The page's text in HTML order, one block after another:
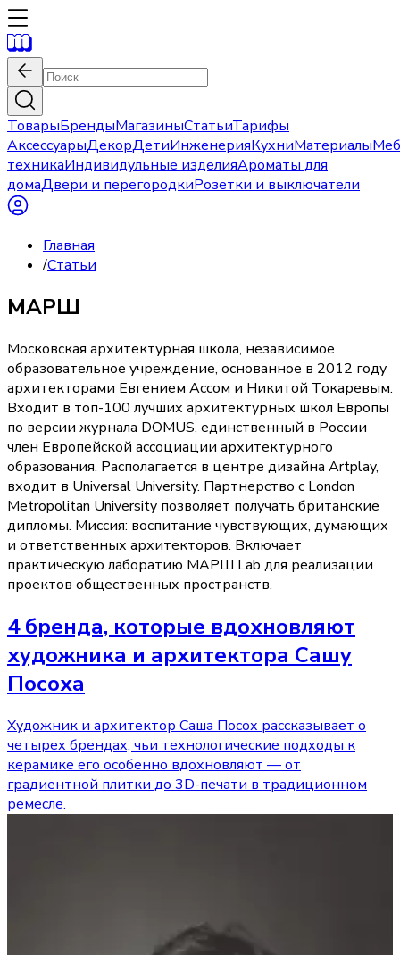
ТоварыБрендыМагазиныСтатьиТарифы
АксессуарыДекорДетиИнженерияКухниМатериалы
техникаИндивидульные изделияАроматы для
домаДвери и перегородкиРозетки и выключатели
Главная
/Статьи
МАРШ
Московская архитектурная школа, независимое
образовательное учреждение, основанное в 2012 году
архитекторами Евгением Ассом и Никитой Токаревым.
Входит в топ-100 лучших архитектурных школ Европы
по версии журнала DOMUS, единственный в России
член Европейской ассоциации архитектурного
образования. Располагается в центре дизайна Artplay,
входит в Universal University. Партнерство с London
Metropolitan University позволяет получать британские
дипломы. Миссия: воспитание чувствующих, думающих
и ответственных архитекторов. Включает
практическую лаборатию МАРШ Lab для реализации
проектов общественных пространств.
4 бренда, которые вдохновляют
художника и архитектора Сашу
Посоха
Художник и архитектор Саша Посох рассказывает о
четырех брендах, чьи технологические подходы к
керамике его особенно вдохновляют — от
градиентной плитки до 3D-печати в традиционном
ремесле.